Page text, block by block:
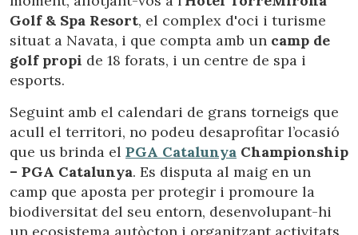
Golf & Spa Resort, el complex d'oci i turisme
situat a Navata, i que compta amb un camp de
golf propi de 18 forats, i un centre de spa i
esports.
Seguint amb el calendari de grans torneigs que
acull el territori, no podeu desaprofitar l’ocasió
que us brinda el PGA Catalunya Championship
– PGA Catalunya. Es disputa al maig en un
camp que aposta per protegir i promoure la
biodiversitat del seu entorn, desenvolupant-hi
de l'usuari a través de l'observació continuada dels seus
hàbits de navegació. Gràcies a elles, podem conèixer els
hàbits de navegació al lloc web i mostrar publicitat
relacionada amb el perfil de navegació de l'usuari.